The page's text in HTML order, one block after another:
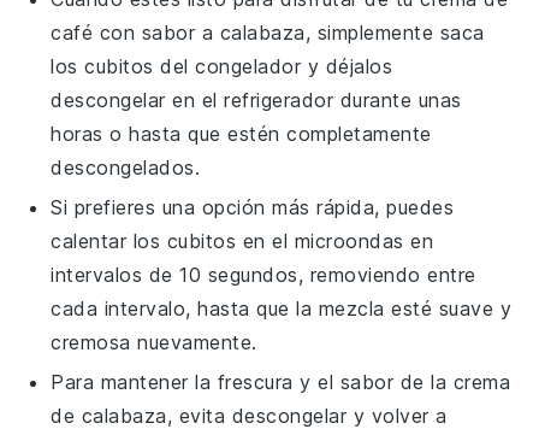
café con sabor a calabaza, simplemente saca
los cubitos del congelador y déjalos
descongelar en el refrigerador durante unas
horas o hasta que estén completamente
descongelados.
Si prefieres una opción más rápida, puedes
calentar los cubitos en el microondas en
intervalos de 10 segundos, removiendo entre
cada intervalo, hasta que la mezcla esté suave y
cremosa nuevamente.
Para mantener la frescura y el sabor de la crema
de calabaza, evita descongelar y volver a